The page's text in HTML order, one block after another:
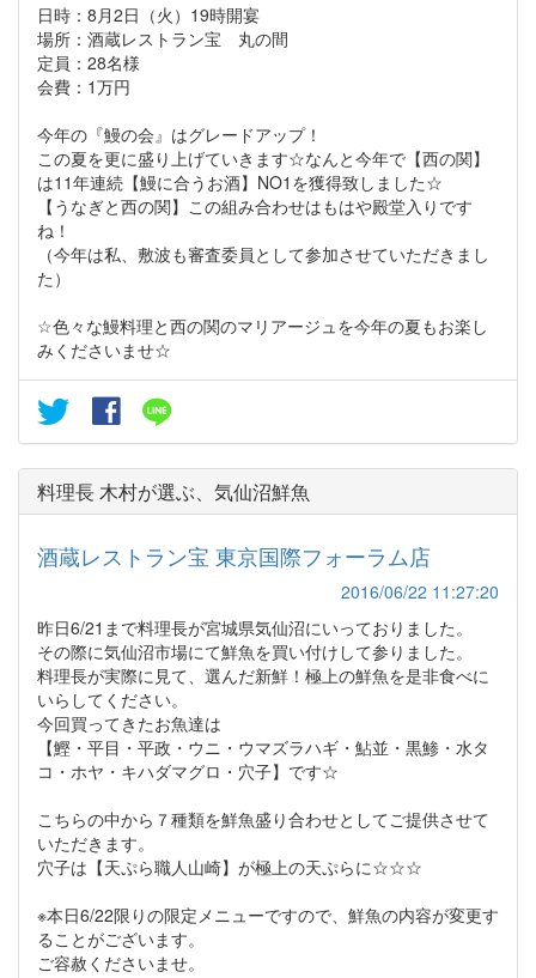
日時：8月2日（火）19時開宴
場所：酒蔵レストラン宝 丸の間
定員：28名様
会費：1万円
今年の『鰻の会』はグレードアップ！
この夏を更に盛り上げていきます☆なんと今年で【西の関】
は11年連続【鰻に合うお酒】NO1を獲得致しました☆
【うなぎと西の関】この組み合わせはもはや殿堂入りです
ね！
（今年は私、敷波も審査委員として参加させていただきまし
た）
☆色々な鰻料理と西の関のマリアージュを今年の夏もお楽し
みくださいませ☆
料理長 木村が選ぶ、気仙沼鮮魚
酒蔵レストラン宝 東京国際フォーラム店
2016/06/22 11:27:20
昨日6/21まで料理長が宮城県気仙沼にいっておりました。
その際に気仙沼市場にて鮮魚を買い付けして参りました。
料理長が実際に見て、選んだ新鮮！極上の鮮魚を是非食べに
いらしてください。
今回買ってきたお魚達は
【鰹・平目・平政・ウニ・ウマズラハギ・鮎並・黒鯵・水タ
コ・ホヤ・キハダマグロ・穴子】です☆
こちらの中から７種類を鮮魚盛り合わせとしてご提供させて
いただきます。
穴子は【天ぷら職人山崎】が極上の天ぷらに☆☆☆
※本日6/22限りの限定メニューですので、鮮魚の内容が変更す
ることがございます。
ご容赦くださいませ。